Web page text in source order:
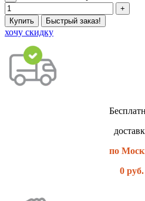
Купить Быстрый заказ!
хочу скидку
по
0 руб.